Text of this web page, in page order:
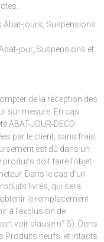
Abat-jours, Suspensions
jour, Suspensions et
de la réception des
sur mesure. En cas
ABAT-JOUR-DECO
par le client, sans frais,
est dû dans un
doit faire l’objet
Dans le cas d’un
livrés, qui sera
le remplacement
à l’exclusion de
voir clause n° 5). Dans
Produits neufs, et intacts